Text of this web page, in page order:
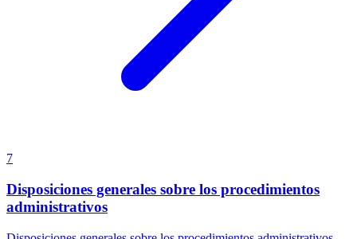
7
Disposiciones generales sobre los procedimientos
administrativos